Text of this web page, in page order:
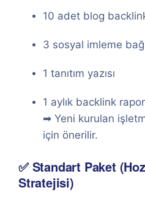
10 adet blog
3 sosyal imleme
1 tanıtım yazısı
1 aylık backlink
➡ Yeni kurulan
için önerilir.
✅ Standart Paket
Stratejisi)